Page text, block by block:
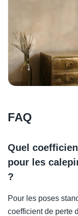
FAQ
Quel
pour les
?
Pour les poses
coefficient de perte